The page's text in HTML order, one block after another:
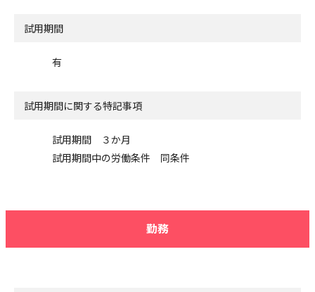
試用期間
有
試用期間に関する特記事項
試用期間 ３か月
試用期間中の労働条件 同条件
勤務